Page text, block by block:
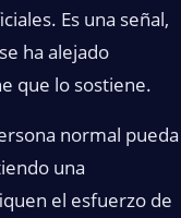
Es una señal,
ha alejado
que lo sostiene.
normal pueda
una
el esfuerzo de